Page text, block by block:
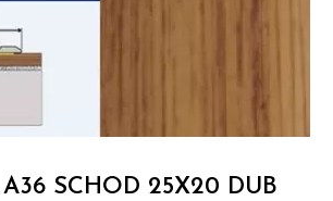
A36 SCHOD 25X20 DUB